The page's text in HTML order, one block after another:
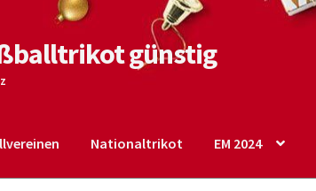
günstig
Nationaltrikot EM 2024